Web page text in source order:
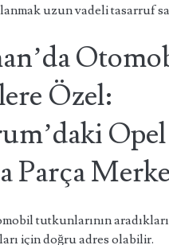
uzun vadeli tasarruf
Özel:
Opel
Parça
tutkunlarının
için doğru adres olabilir.